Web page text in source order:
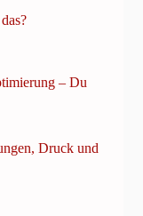
– Du
Druck und